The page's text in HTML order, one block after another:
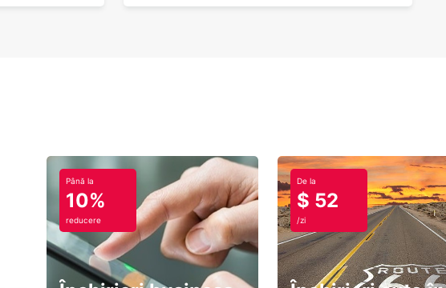
Până la
10%
reducere
De la
$ 52
/zi